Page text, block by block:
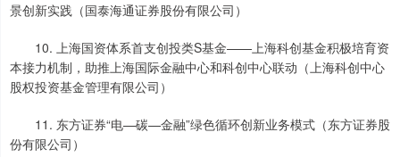
景创新实践（国泰海通证券股份有限公司）
10. 上海国资体系首支创投类S基金——上海科创基金积极培育资
本接力机制，助推上海国际金融中心和科创中心联动（上海科创中心
股权投资基金管理有限公司）
11. 东方证券“电—碳—金融”绿色循环创新业务模式（东方证券股
份有限公司）